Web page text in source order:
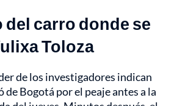
carro donde se
Toloza
de los investigadores indican
de Bogotá por el peaje antes a la